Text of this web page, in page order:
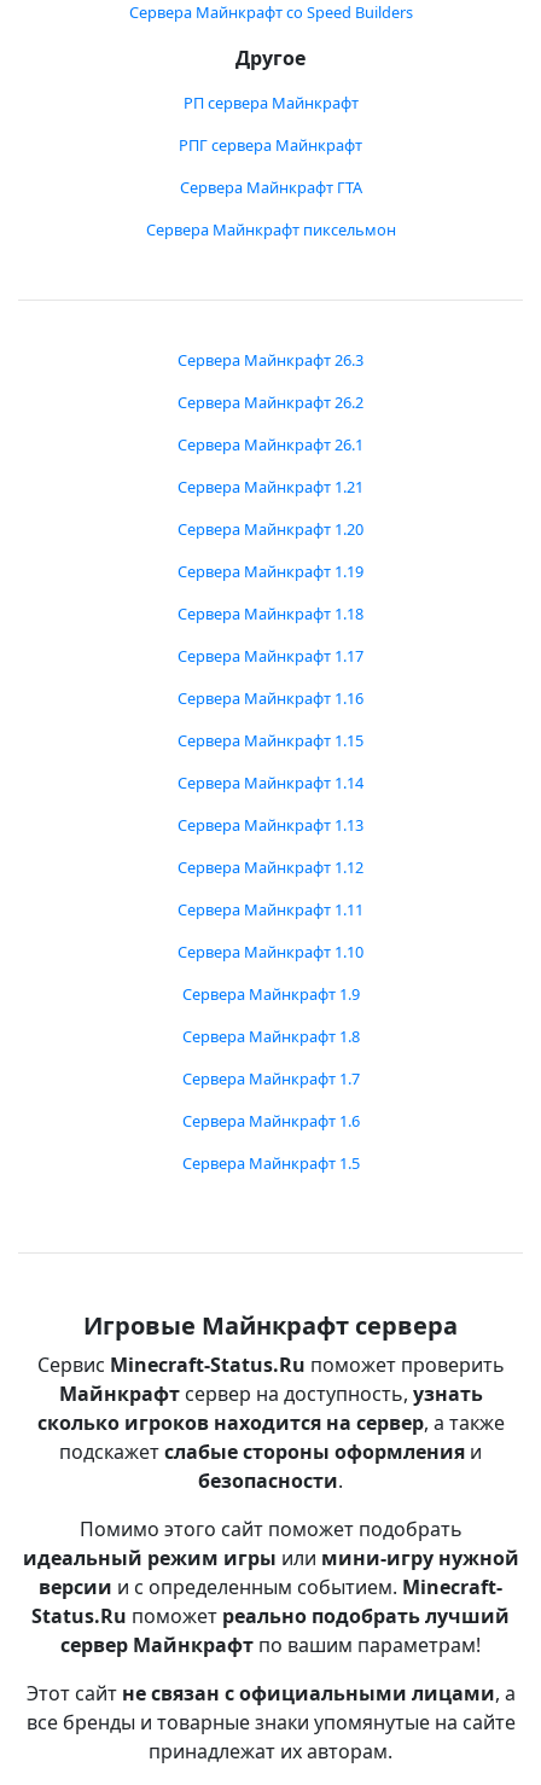
Сервера Майнкрафт со Speed Builders
Другое
РП сервера Майнкрафт
РПГ сервера Майнкрафт
Сервера Майнкрафт ГТА
Сервера Майнкрафт пиксельмон
Сервера Майнкрафт 26.3
Сервера Майнкрафт 26.2
Сервера Майнкрафт 26.1
Сервера Майнкрафт 1.21
Сервера Майнкрафт 1.20
Сервера Майнкрафт 1.19
Сервера Майнкрафт 1.18
Сервера Майнкрафт 1.17
Сервера Майнкрафт 1.16
Сервера Майнкрафт 1.15
Сервера Майнкрафт 1.14
Сервера Майнкрафт 1.13
Сервера Майнкрафт 1.12
Сервера Майнкрафт 1.11
Сервера Майнкрафт 1.10
Сервера Майнкрафт 1.9
Сервера Майнкрафт 1.8
Сервера Майнкрафт 1.7
Сервера Майнкрафт 1.6
Сервера Майнкрафт 1.5
Игровые Майнкрафт сервера
Сервис Minecraft-Status.Ru поможет проверить
Майнкрафтсервер на доступность, узнать
сколько игроков находится на сервер, а также
подскажетслабые стороны оформления и
безопасности.
Помимо этого сайт поможет подобрать
идеальный режим игры или мини-игру нужной
версии и с определенным событием. Minecraft-
Status.Ru поможет реально подобрать лучший
сервер Майнкрафт по вашим параметрам!
Этот сайт не связан с официальными лицами, а
все бренды и товарные знаки упомянутые на сайте
принадлежат их авторам.